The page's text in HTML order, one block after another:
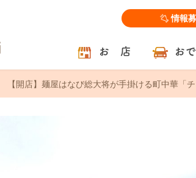
情報
お 店 お
【開店】麺屋はなび総大将が手掛ける町中華「